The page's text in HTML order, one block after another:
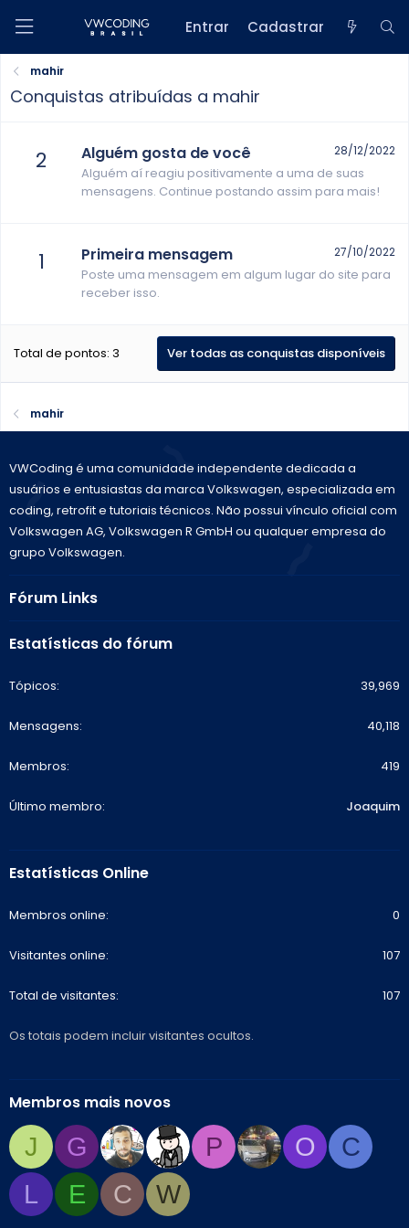
Entrar Cadastrar
mahir
Conquistas atribuídas a mahir
2 28/12/2022
Alguém gosta de você
Alguém aí reagiu positivamente a uma de suas
mensagens. Continue postando assim para mais!
1 27/10/2022
Primeira mensagem
Poste uma mensagem em algum lugar do site para
receber isso.
Total de pontos: 3 Ver todas as conquistas disponíveis
mahir
VWCoding é uma comunidade independente dedicada a
usuários e entusiastas da marca Volkswagen, especializada em
coding, retrofit e tutoriais técnicos. Não possui vínculo oficial com
Volkswagen AG, Volkswagen R GmbH ou qualquer empresa do
grupo Volkswagen.
Fórum Links
Estatísticas do fórum
Tópicos 39,969
Mensagens 40,118
Membros 419
Último membro Joaquim
Estatísticas Online
Membros online 0
Visitantes online 107
Total de visitantes 107
Os totais podem incluir visitantes ocultos.
Membros mais novos
J G P O
C
L
E C W